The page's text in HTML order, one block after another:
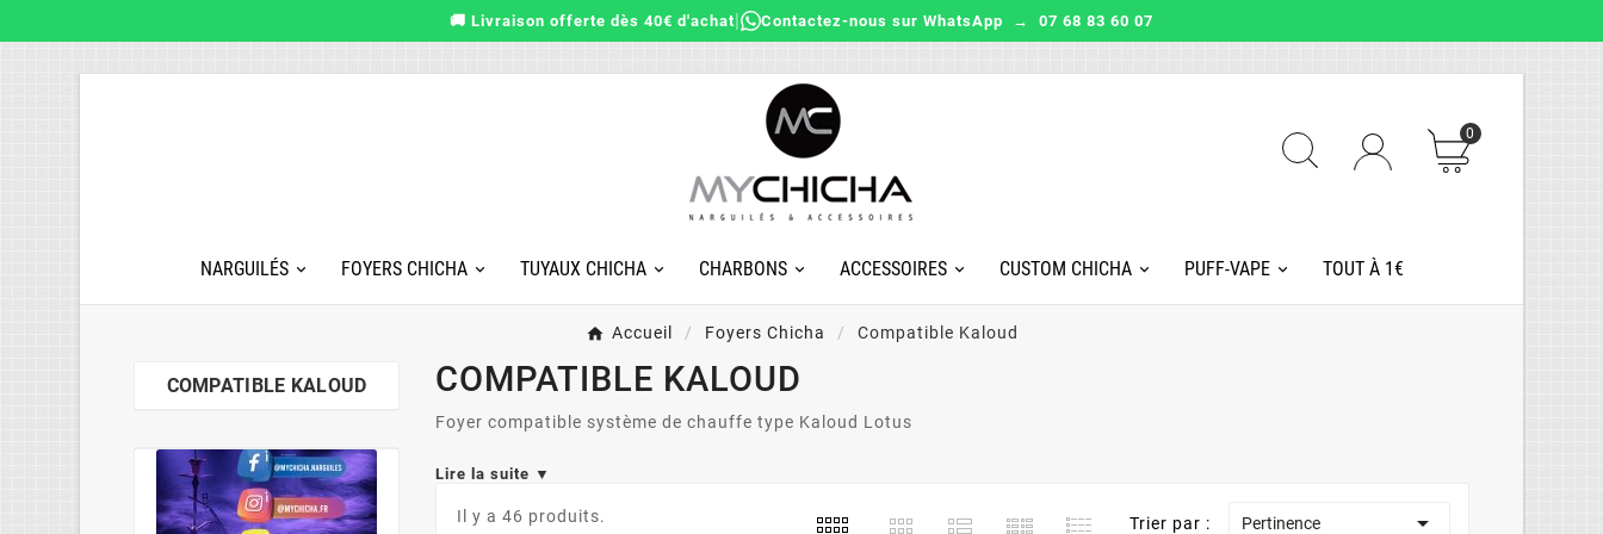
🚚 Livraison offerte dès 40€ d'achat| Contactez-nous sur WhatsApp → 07 68 83 60 07
0
NARGUILÉS FOYERS CHICHA TUYAUX CHICHA CHARBONS ACCESSOIRES CUSTOM CHICHA PUFF-VAPE TOUT À 1€
Accueil Foyers Chicha Compatible Kaloud
COMPATIBLE KALOUD
Chicha à Avignon
Les accessoires
Foyer de chicha :
Comment
COMPATIBLE KALOUD
Foyer compatible système de chauffe type Kaloud Lotus
Lire la suite ▼
Il y a 46 produits. Trier par : Pertinence 